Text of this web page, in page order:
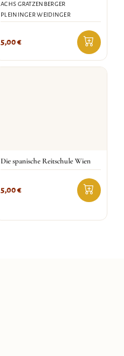
ACHS GRATZENBERGER
PLEININGER WEIDINGER
5,00€
Die spanische Reitschule Wien
5,00€